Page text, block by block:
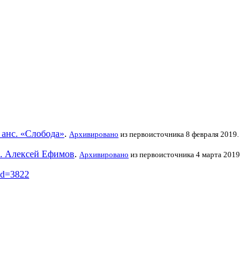
«Слобода». Архивировано из первоисточника 8 февраля 2019.
Алексей Ефимов. Архивировано из первоисточника 4 марта 2019.